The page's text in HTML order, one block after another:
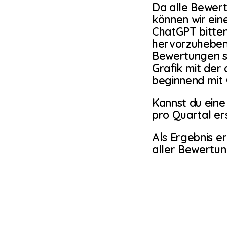
Da alle
können wir
ChatGPT
Bewertungen
Grafik mit der
beginnend mit
Kannst du
pro Quartal
Als Ergebnis
aller